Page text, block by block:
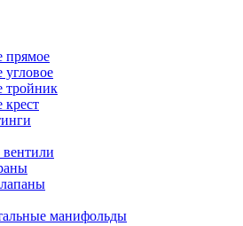
прямое
тройник
крест
манифольды